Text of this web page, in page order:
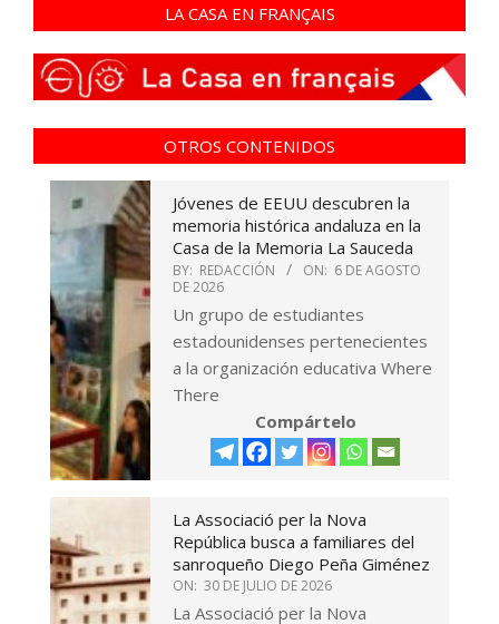
LA CASA EN FRANÇAIS
OTROS CONTENIDOS
Jóvenes de EEUU descubren la
memoria histórica andaluza en la
Casa de la Memoria La Sauceda
BY: REDACCIÓN ON: 6 DE AGOSTO
DE 2026
Un grupo de estudiantes
estadounidenses pertenecientes
a la organización educativa Where
There
Compártelo
La Associació per la Nova
República busca a familiares del
sanroqueño Diego Peña Giménez
ON: 30 DE JULIO DE 2026
La Associació per la Nova